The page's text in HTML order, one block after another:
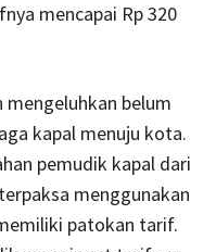
mencapai Rp 320
mengeluhkan belum
kapal menuju kota.
pemudik kapal dari
menggunakan
patokan tarif.